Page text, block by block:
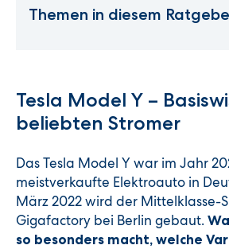
Themen in diesem
Tesla Model Y –
beliebten Stromer
Das Tesla Model Y war im Jahr
meistverkaufte Elektroauto in
März 2022 wird der Mittelklasse-
Gigafactory bei Berlin gebaut.
so besonders macht, welche